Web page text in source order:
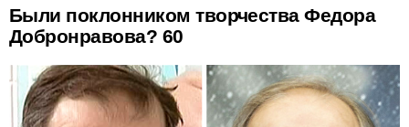
Были поклонником творчества Федора
Добронравова? 60